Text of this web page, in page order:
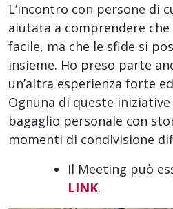
L’incontro con persone di
aiutata a comprendere
facile, ma che le sfide si
insieme. Ho preso parte
un’altra esperienza forte
Ognuna di queste
bagaglio personale con
momenti di condivisione
Il Meeting può
LINK.